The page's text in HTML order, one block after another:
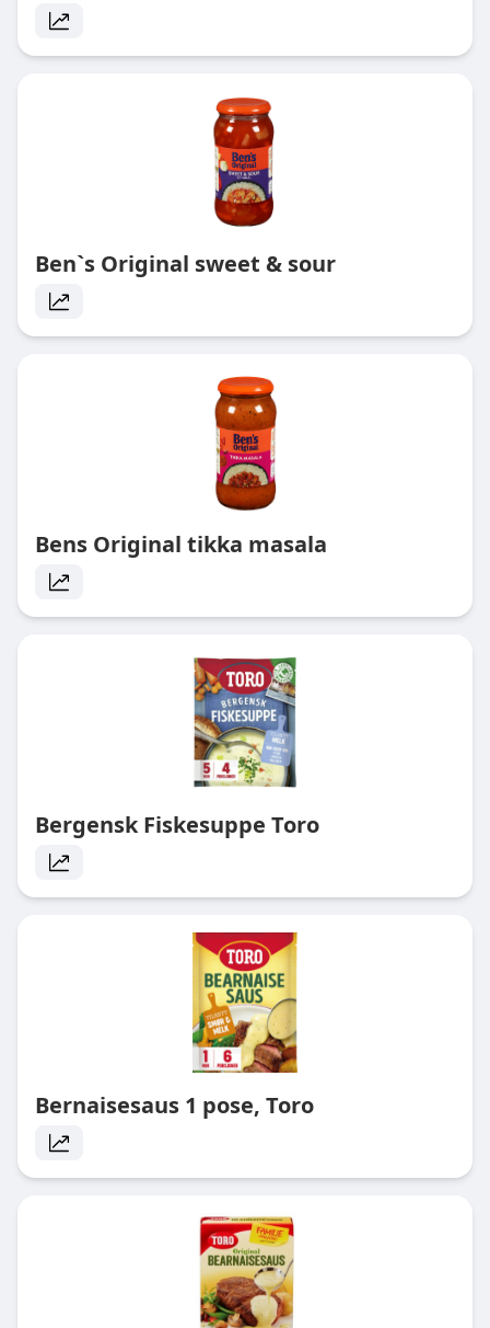
Ben`s Original sweet & sour
Bens Original tikka masala
Bergensk Fiskesuppe Toro
Bernaisesaus 1 pose, Toro